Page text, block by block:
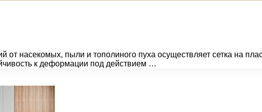
насекомых, пыли и тополиного пуха осуществляет сетка на
к деформации под действием …